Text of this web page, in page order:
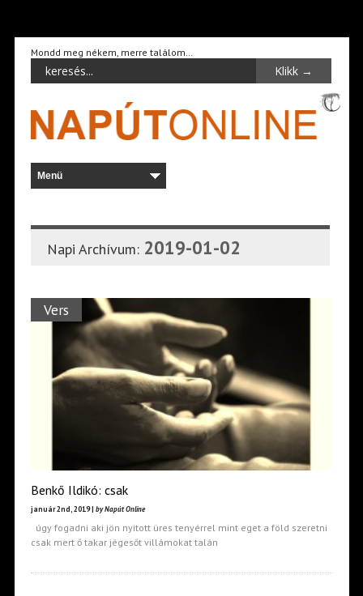
Mondd meg nékem, merre találom…
Napi Archívum: 2019-01-02
Vers
Benkő Ildikó: csak
január 2nd, 2019 | by Napút Online
úgy fogadni aki jön nyitott üres tenyérrel mint eget a föld szeretni
csak mert ő takar jégesőt villámokat talán